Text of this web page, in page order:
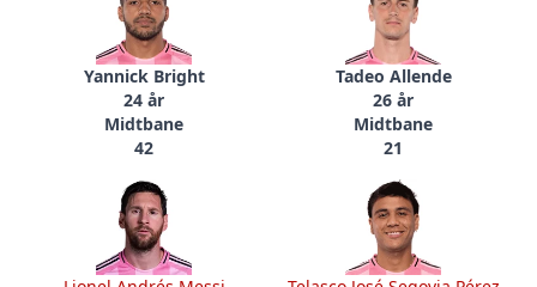
Yannick Bright
24 år
Midtbane
42
Tadeo Allende
26 år
Midtbane
21